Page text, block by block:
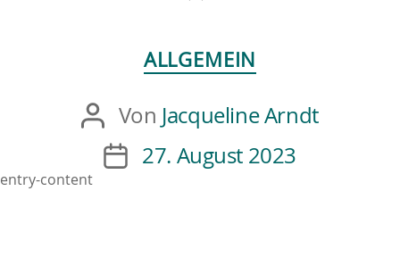
ALLGEMEIN
Von Jacqueline Arndt
27. August 2023
entry-content